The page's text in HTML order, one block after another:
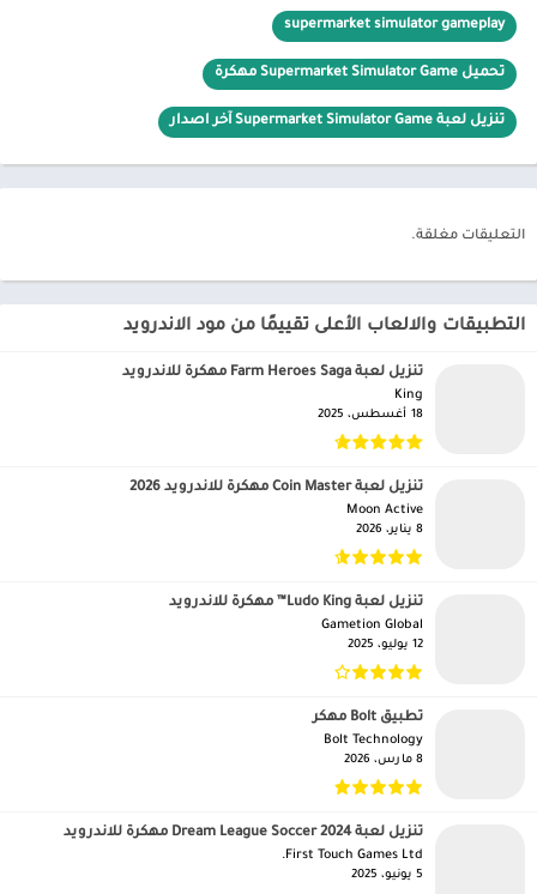
supermarket simulator gameplay
تحميل Supermarket Simulator Game مهكرة
تنزيل لعبة Supermarket Simulator Game آخر اصدار
التعليقات مغلقة.
التطبيقات والالعاب الأعلى تقييمًا من مود الاندرويد
تنزيل لعبة Farm Heroes Saga مهكرة للاندرويد
King‏
18 أغسطس، 2025
تنزيل لعبة Coin Master مهكرة للاندرويد 2026
Moon Active‏
8 يناير، 2026
تنزيل لعبة Ludo King™ مهكرة للاندرويد
Gametion Global‏
12 يوليو، 2025
تطبيق Bolt مهكر
Bolt Technology‏
8 مارس، 2026
تنزيل لعبة Dream League Soccer 2024 مهكرة للاندرويد
First Touch Games Ltd.‏
5 يونيو، 2025